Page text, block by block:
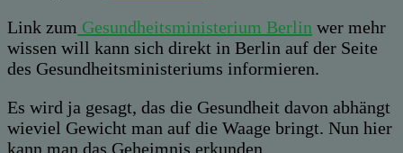
Link zum Gesundheitsministerium Berlin wer mehr
wissen will kann sich direkt in Berlin auf der Seite
des Gesundheitsministeriums informieren.
Es wird ja gesagt, das die Gesundheit davon abhängt
wieviel Gewicht man auf die Waage bringt. Nun hier
kann man das Geheimnis erkunden.